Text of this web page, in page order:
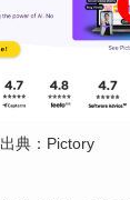
出典：Pictory